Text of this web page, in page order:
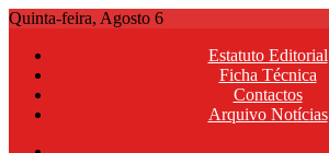
Skip
content
Quinta-feira, Agosto 6
Estatuto Editorial
Ficha Técnica
Contactos
Arquivo Notícias